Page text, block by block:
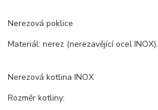
Nerezová poklice
Materiál: nerez (nerezavějící ocel INOX).
Nerezová kotlina INOX
Rozměr kotliny: